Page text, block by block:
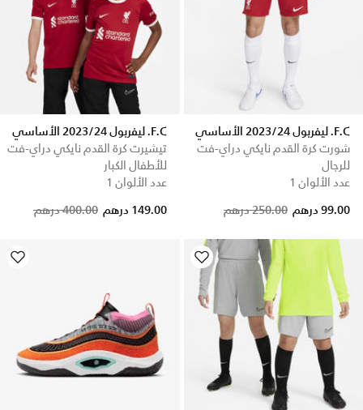
F.C. ليفربول 2023/24 الأساسي
شورت كرة القدم نايكي دراي-فت
للرجال
عدد الألوان 1
Price reduced from
250.00 درهم to 99.00 درهم
F.C. ليفربول 2023/24 الأساسي
تيشيرت كرة القدم نايكي دراي-فت
للأطفال الكبار
عدد الألوان 1
Price reduced from
400.00 درهم to 149.00 درهم